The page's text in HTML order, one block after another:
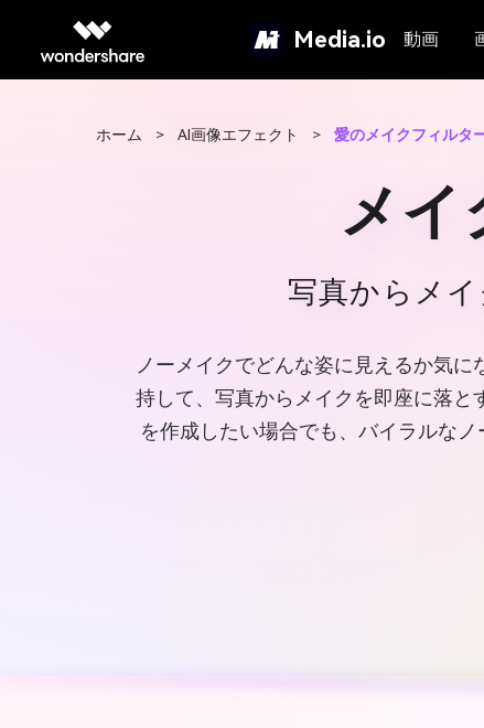
Media.io 動画
ホーム > AI画像エフェクト > 愛のメイクフィルタ
メイ
写真からメ
ノーメイクでどんな姿に見えるか気に
持して、写真からメイクを即座に落
を作成したい場合でも、バイラルな